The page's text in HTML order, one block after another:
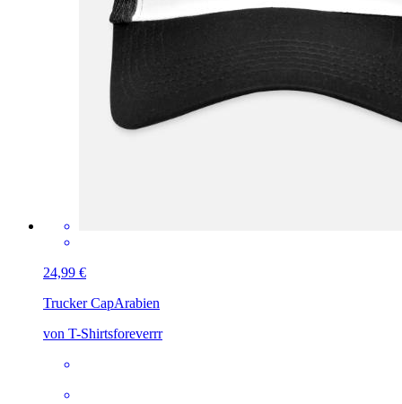
24,99 €
Trucker CapArabien
von T-Shirtsforeverrr